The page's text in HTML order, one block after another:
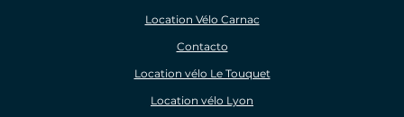
Location Vélo Carnac
Contacto
Location vélo Le Touquet
Location vélo Lyon